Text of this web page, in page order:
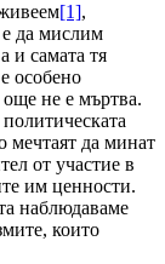
[1],
е да мислим
и самата тя
особено
не е мъртва.
мечтаят да минат
от участие в
им ценности.
наблюдаваме
които